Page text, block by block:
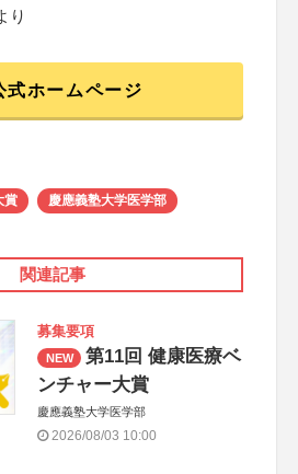
り
式ホームページ
賞 慶應義塾大学医学部
関連記事
募集要項
NEW
第11回 健康医療ベ
ンチャー大賞
慶應義塾大学医学部
2026/08/03 10:00